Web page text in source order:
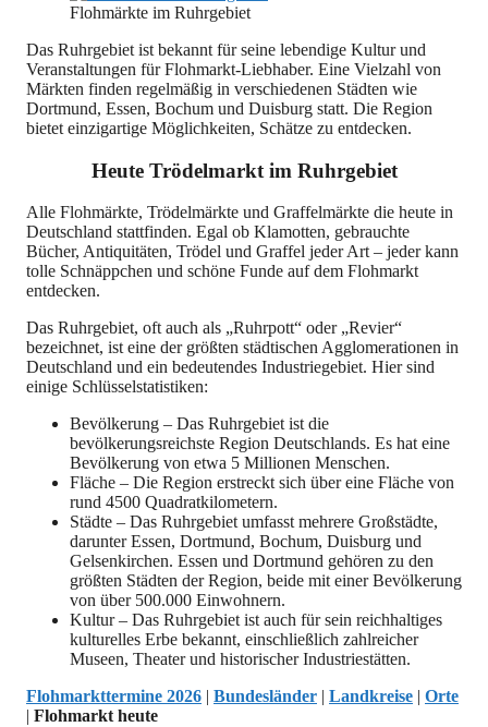
Flohmärkte im Ruhrgebiet
Das Ruhrgebiet ist bekannt für seine lebendige Kultur und
Veranstaltungen für Flohmarkt-Liebhaber. Eine Vielzahl von
Märkten finden regelmäßig in verschiedenen Städten wie
Dortmund, Essen, Bochum und Duisburg statt. Die Region
bietet einzigartige Möglichkeiten, Schätze zu entdecken.
Heute Trödelmarkt im Ruhrgebiet
Alle Flohmärkte, Trödelmärkte und Graffelmärkte die heute in
Deutschland stattfinden. Egal ob Klamotten, gebrauchte
Bücher, Antiquitäten, Trödel und Graffel jeder Art – jeder kann
tolle Schnäppchen und schöne Funde auf dem Flohmarkt
entdecken.
Das Ruhrgebiet, oft auch als „Ruhrpott“ oder „Revier“
bezeichnet, ist eine der größten städtischen Agglomerationen in
Deutschland und ein bedeutendes Industriegebiet. Hier sind
einige Schlüsselstatistiken:
Bevölkerung – Das Ruhrgebiet ist die
bevölkerungsreichste Region Deutschlands. Es hat eine
Bevölkerung von etwa 5 Millionen Menschen.
Fläche – Die Region erstreckt sich über eine Fläche von
rund 4500 Quadratkilometern.
Städte – Das Ruhrgebiet umfasst mehrere Großstädte,
darunter Essen, Dortmund, Bochum, Duisburg und
Gelsenkirchen. Essen und Dortmund gehören zu den
größten Städten der Region, beide mit einer Bevölkerung
von über 500.000 Einwohnern.
Kultur – Das Ruhrgebiet ist auch für sein reichhaltiges
kulturelles Erbe bekannt, einschließlich zahlreicher
Museen, Theater und historischer Industriestätten.
Flohmarkttermine 2026
Bundesländer Landkreise
Orte
Flohmarkt heute